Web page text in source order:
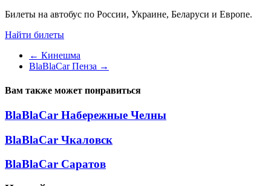
Билеты на автобус по России, Украине, Беларуси и Европе.
Найти билеты
← Кинешма
BlaBlaCar Пенза →
Вам также может понравиться
BlaBlaCar Набережные Челны
BlaBlaCar Чкаловск
BlaBlaCar Саратов